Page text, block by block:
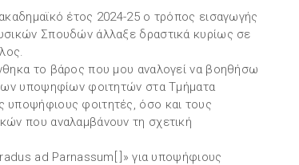
έτος 2024-25 ο τρόπος εισαγωγής
Σπουδών άλλαξε δραστικά κυρίως σε
το βάρος που μου αναλογεί να βοηθήσω
υποψηφίων φοιτητών στα Τμήματα
φοιτητές, όσο και τους
που αναλαμβάνουν τη σχετική
ad Parnassum[ ]» για υποψήφιους